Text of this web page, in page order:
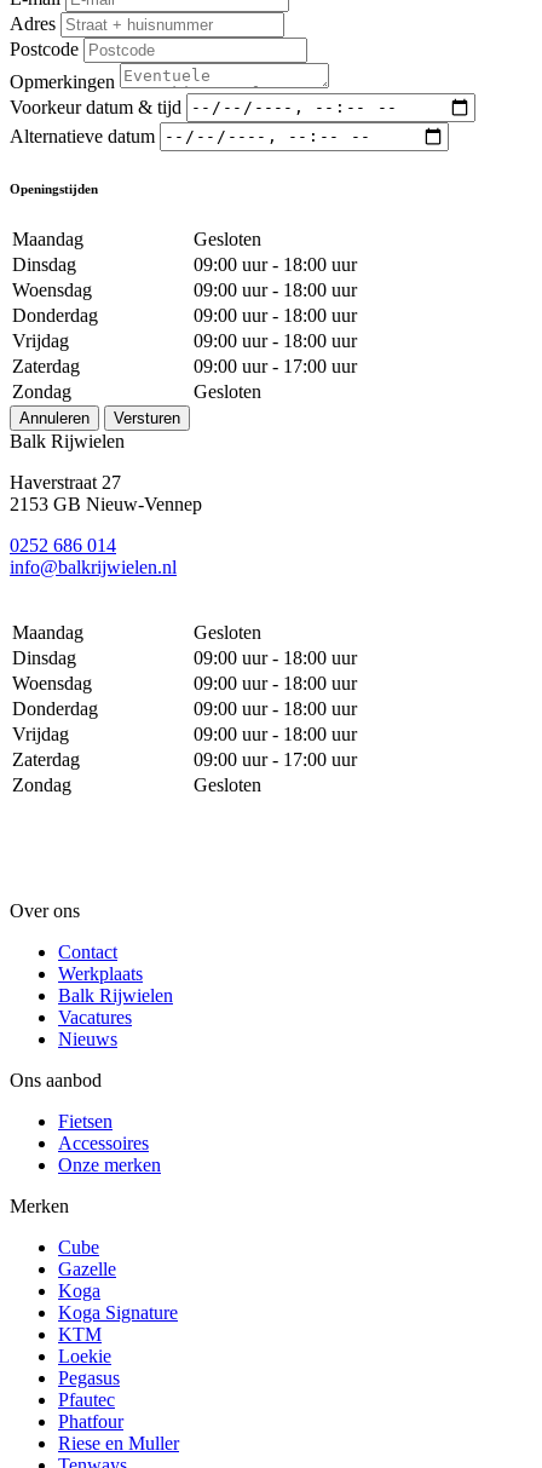
Adres
Postcode
Opmerkingen
Voorkeur datum & tijd
Alternatieve datum
Openingstijden
Maandag
Gesloten
Dinsdag
09:00 uur - 18:00 uur
Woensdag
09:00 uur - 18:00 uur
Donderdag
09:00 uur - 18:00 uur
Vrijdag
09:00 uur - 18:00 uur
Zaterdag
09:00 uur - 17:00 uur
Zondag
Gesloten
Annuleren Versturen
Balk Rijwielen
Haverstraat 27
2153 GB Nieuw-Vennep
0252 686 014
info@balkrijwielen.nl
Maandag
Gesloten
Dinsdag
09:00 uur - 18:00 uur
Woensdag
09:00 uur - 18:00 uur
Donderdag
09:00 uur - 18:00 uur
Vrijdag
09:00 uur - 18:00 uur
Zaterdag
09:00 uur - 17:00 uur
Zondag
Gesloten
Over ons
Contact
Werkplaats
Balk Rijwielen
Vacatures
Nieuws
Ons aanbod
Fietsen
Accessoires
Onze merken
Merken
Cube
Gazelle
Koga
Koga Signature
KTM
Loekie
Pegasus
Pfautec
Phatfour
Riese en Muller